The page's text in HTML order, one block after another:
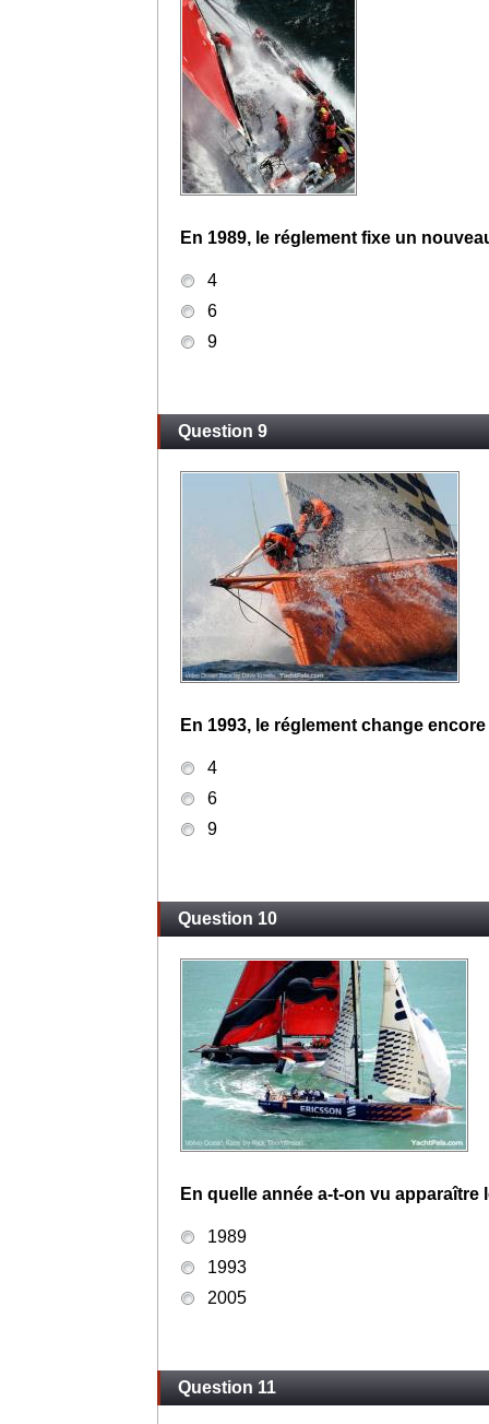
En 1989, le réglement fixe un
4
6
9
Question 9
En 1993, le réglement change
4
6
9
Question 10
En quelle année a-t-on vu
1989
1993
2005
Question 11